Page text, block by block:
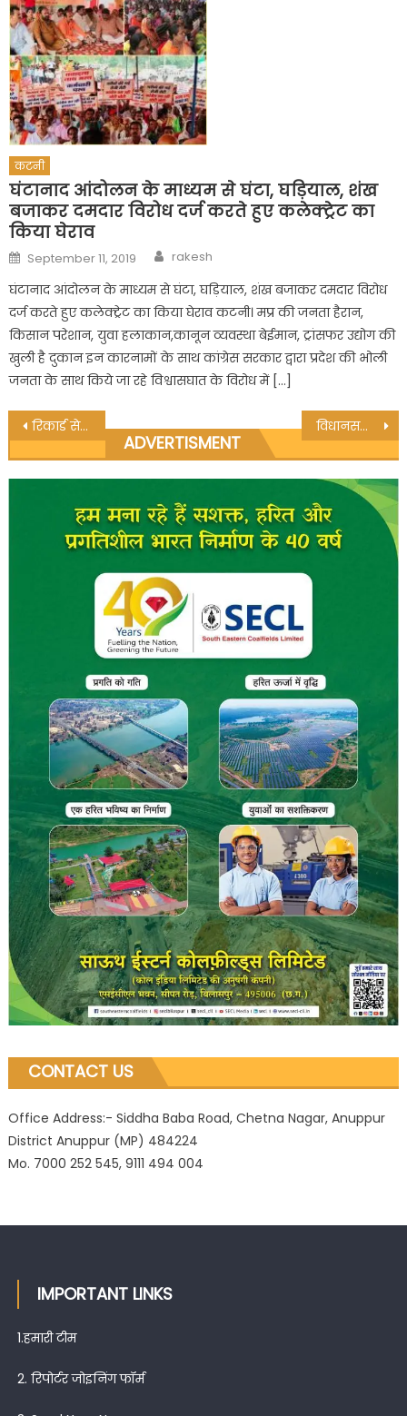
कटनी
घंटानाद आंदोलन के माध्यम से घंटा, घड़ियाल, शंख
बजाकर दमदार विरोध दर्ज करते हुए कलेक्ट्रेट का
किया घेराव
Posted
on
September 11, 2019 Author
rakesh
घंटानाद आंदोलन के माध्यम से घंटा, घड़ियाल, शंख बजाकर दमदार विरोध
दर्ज करते हुए कलेक्ट्रेट का किया घेराव कटनी। मप्र की जनता हैरान,
किसान परेशान, युवा हलाकान,कानून व्यवस्था बेईमान, ट्रांसफर उद्योग की
खुली है दुकान इन कारनामों के साथ कांग्रेस सरकार द्वारा प्रदेश की भोली
जनता के साथ किये जा रहे विश्वासघात के विरोध में […]
Post
navigation
रिकार्ड से नाम गायब कर हड़प ली मुआवजा की राशि विधानसभा स्तरीय वाॅलीबाॅल प्रतियोगिता का आयोजन
ADVERTISMENT
CONTACT US
Office Address:- Siddha Baba Road, Chetna Nagar, Anuppur
District Anuppur (MP) 484224
Mo. 7000 252 545, 9111 494 004
IMPORTANT LINKS
1.हमारी टीम
2. रिपोर्टर जोइनिंग फॉर्म